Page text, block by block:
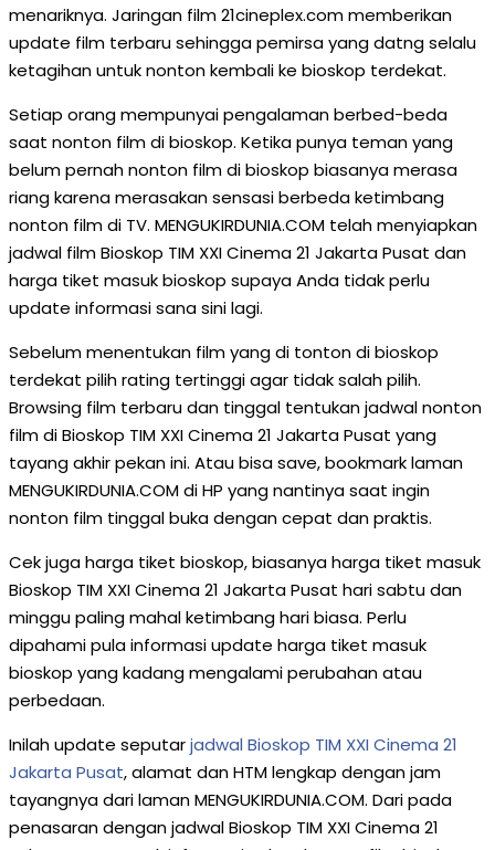
menariknya. Jaringan film 21cineplex.com memberikan
update film terbaru sehingga pemirsa yang datng selalu
ketagihan untuk nonton kembali ke bioskop terdekat.
Setiap orang mempunyai pengalaman berbed-beda
saat nonton film di bioskop. Ketika punya teman yang
belum pernah nonton film di bioskop biasanya merasa
riang karena merasakan sensasi berbeda ketimbang
nonton film di TV. MENGUKIRDUNIA.COM telah menyiapkan
jadwal film Bioskop TIM XXI Cinema 21 Jakarta Pusat dan
harga tiket masuk bioskop supaya Anda tidak perlu
update informasi sana sini lagi.
Sebelum menentukan film yang di tonton di bioskop
terdekat pilih rating tertinggi agar tidak salah pilih.
Browsing film terbaru dan tinggal tentukan jadwal nonton
film di Bioskop TIM XXI Cinema 21 Jakarta Pusat yang
tayang akhir pekan ini. Atau bisa save, bookmark laman
MENGUKIRDUNIA.COM di HP yang nantinya saat ingin
nonton film tinggal buka dengan cepat dan praktis.
Cek juga harga tiket bioskop, biasanya harga tiket masuk
Bioskop TIM XXI Cinema 21 Jakarta Pusat hari sabtu dan
minggu paling mahal ketimbang hari biasa. Perlu
dipahami pula informasi update harga tiket masuk
bioskop yang kadang mengalami perubahan atau
perbedaan.
Inilah update seputarjadwal Bioskop TIM XXI Cinema 21
Jakarta Pusat, alamat dan HTM lengkap dengan jam
tayangnya dari laman MENGUKIRDUNIA.COM. Dari pada
penasaran dengan jadwal Bioskop TIM XXI Cinema 21